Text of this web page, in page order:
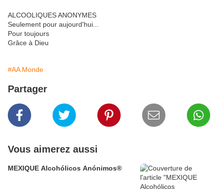
ALCOOLIQUES ANONYMES
Seulement pour aujourd'hui...
Pour toujours
Grâce à Dieu
#AA Monde
Partager
Vous aimerez aussi
MEXIQUE Alcohólicos Anónimos®